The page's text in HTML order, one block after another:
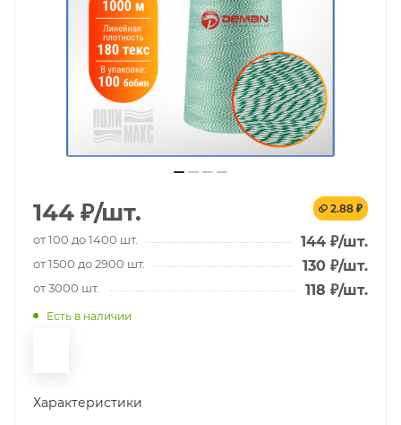
144 ₽/шт. 2.88 ₽
от 100 до 1400 шт. 144 ₽/шт.
от 1500 до 2900 шт. 130 ₽/шт.
от 3000 шт. 118 ₽/шт.
Есть в наличии
Характеристики